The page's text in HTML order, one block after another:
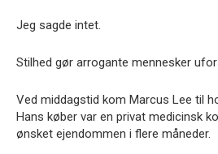
Jeg sagde intet.
Stilhed gør arrogante mennesker
Ved middagstid kom Marcus Lee til
Hans køber var en privat medicinsk
ønsket ejendommen i flere måneder.